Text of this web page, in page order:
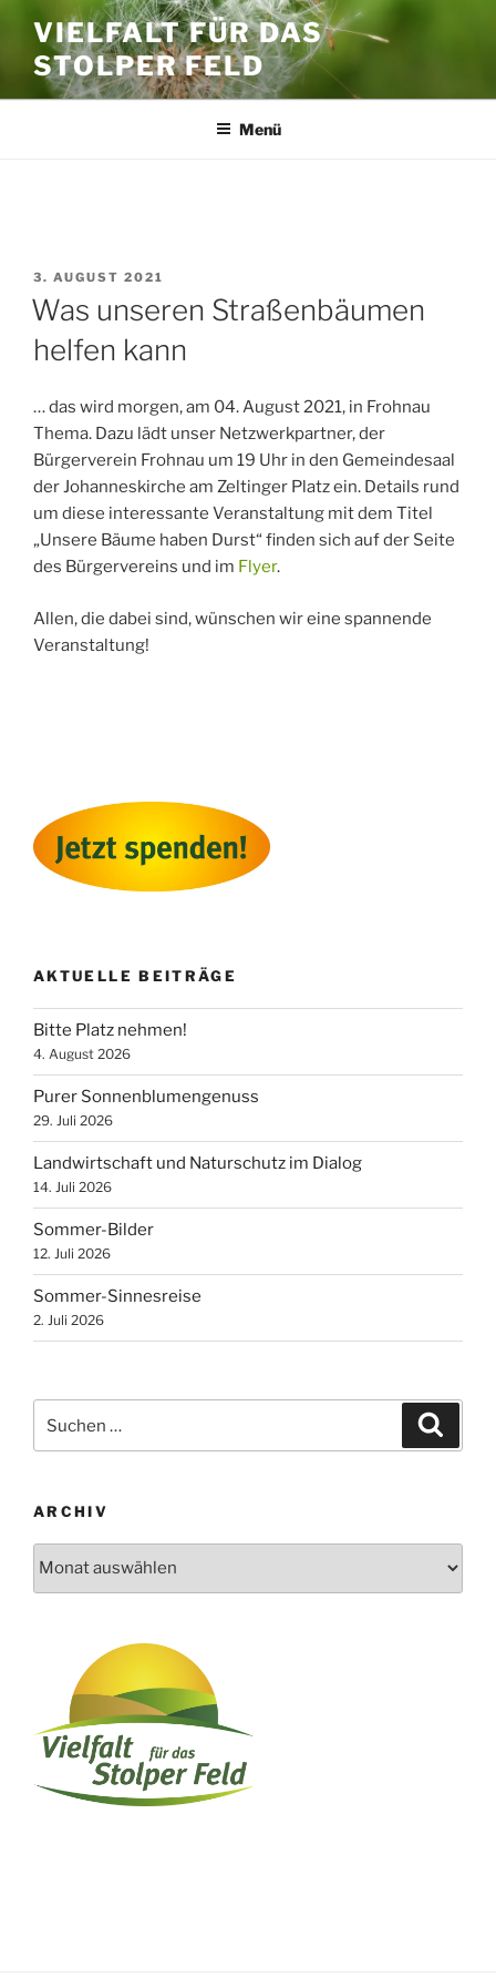
Inhalt
springen
VIELFALT FÜR DAS
STOLPER FELD
Menü
VERÖFFENTLICHT
AM
3. AUGUST 2021
Was unseren Straßenbäumen
helfen kann
… das wird morgen, am 04. August 2021, in Frohnau
Thema. Dazu lädt unser Netzwerkpartner, der
Bürgerverein Frohnau um 19 Uhr in den Gemeindesaal
der Johanneskirche am Zeltinger Platz ein. Details rund
um diese interessante Veranstaltung mit dem Titel
„Unsere Bäume haben Durst“ finden sich auf der Seite
des Bürgervereins und im Flyer.
Allen, die dabei sind, wünschen wir eine spannende
Veranstaltung!
AKTUELLE BEITRÄGE
Bitte Platz nehmen!
4. August 2026
Purer Sonnenblumengenuss
29. Juli 2026
Landwirtschaft und Naturschutz im Dialog
14. Juli 2026
Sommer-Bilder
12. Juli 2026
Sommer-Sinnesreise
2. Juli 2026
nach:
ARCHIV